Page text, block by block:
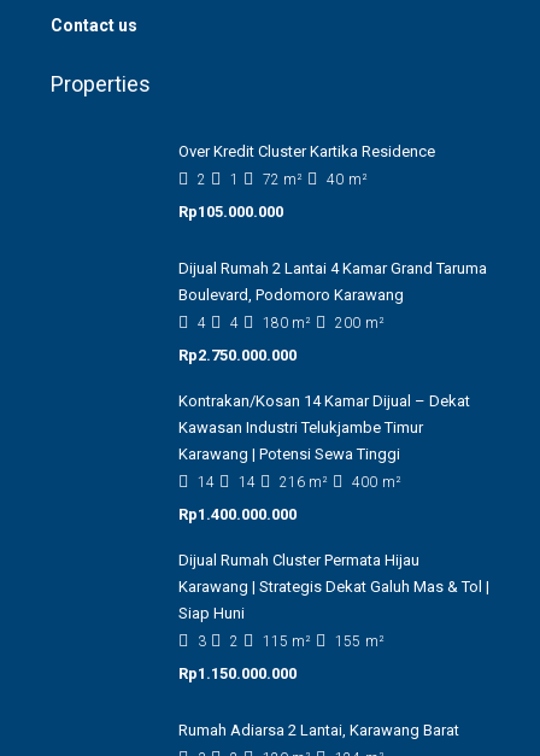
Contact us
Properties
Over Kredit Cluster Kartika Residence
2 1 72 m² 40 m²
Rp105.000.000
Dijual Rumah 2 Lantai 4 Kamar Grand Taruma
Boulevard, Podomoro Karawang
4 4 180 m² 200 m²
Rp2.750.000.000
Kontrakan/Kosan 14 Kamar Dijual – Dekat
Kawasan Industri Telukjambe Timur
Karawang | Potensi Sewa Tinggi
14 14 216 m² 400 m²
Rp1.400.000.000
Dijual Rumah Cluster Permata Hijau
Karawang | Strategis Dekat Galuh Mas & Tol |
Siap Huni
3 2 115 m² 155 m²
Rp1.150.000.000
Rumah Adiarsa 2 Lantai, Karawang Barat